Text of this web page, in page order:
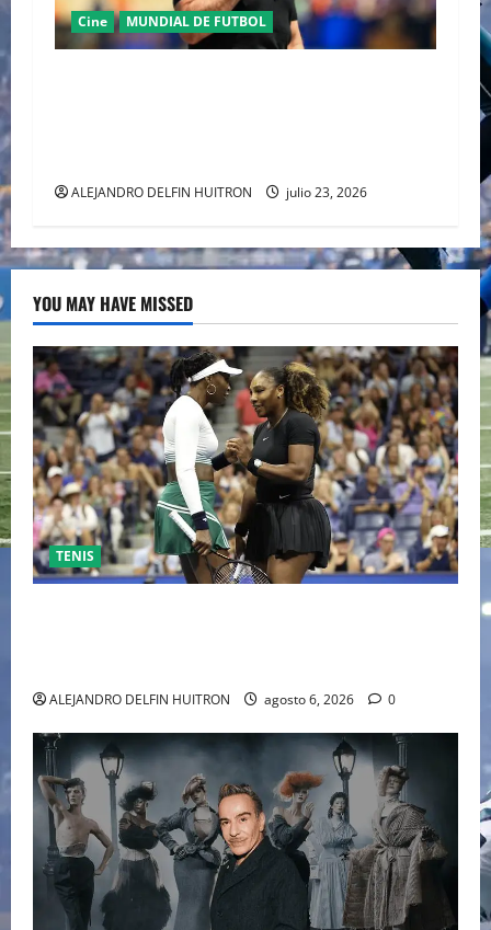
Cine MUNDIAL DE FUTBOL
ALEJANDRO DELFIN HUITRON julio 23, 2026
YOU MAY HAVE MISSED
TENIS
ALEJANDRO DELFIN HUITRON agosto 6, 2026 0